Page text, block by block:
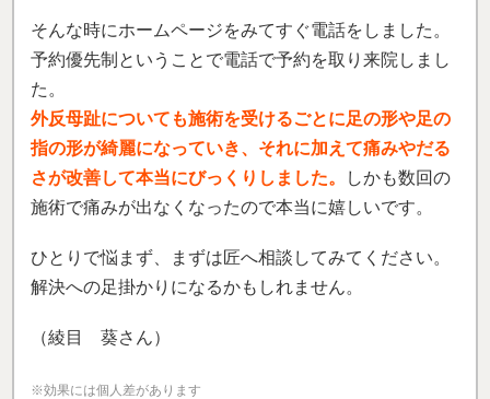
そんな時にホームページをみてすぐ電話をしました。
予約優先制ということで電話で予約を取り来院しまし
た。
外反母趾についても施術を受けるごとに足の形や足の
指の形が綺麗になっていき、それに加えて痛みやだる
さが改善して本当にびっくりしました。
しかも数回の
施術で痛みが出なくなったので本当に嬉しいです。
ひとりで悩まず、まずは匠へ相談してみてください。
解決への足掛かりになるかもしれません。
（綾目 葵さん）
※効果には個人差があります